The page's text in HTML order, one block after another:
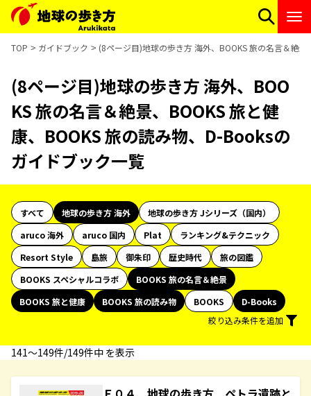
TOP ガイドブック (8ページ目)地球の歩き方 海外、BOOKS 旅の名言＆絶
(8ページ目)地球の歩き方 海外、BOO
KS 旅の名言＆絶景、BOOKS 旅と健
康、BOOKS 旅の読み物、D-Booksの
ガイドブック一覧
すべて 地球の歩き方 海外
地球の歩き方 Jシリーズ（国内）
aruco 海外
aruco 国内 Plat
ランキング&テクニック
Resort Style
島旅 御朱印 歴史時代
旅の図鑑
BOOKS スペシャルコラボ
BOOKS 旅の名言＆絶景
BOOKS 旅と健康
BOOKS 旅の読み物 BOOKS
D-Books
絞り込み条件を追加
141〜149件/149件中 を表示